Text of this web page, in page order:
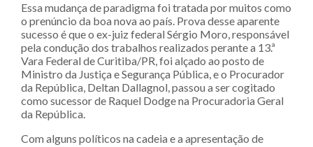
Essa mudança de paradigma foi tratada por muitos como
o prenúncio da boa nova ao país. Prova desse aparente
sucesso é que o ex-juiz federal Sérgio Moro, responsável
pela condução dos trabalhos realizados perante a 13.ª
Vara Federal de Curitiba/PR, foi alçado ao posto de
Ministro da Justiça e Segurança Pública, e o Procurador
da República, Deltan Dallagnol, passou a ser cogitado
como sucessor de Raquel Dodge na Procuradoria Geral
da República.
Com alguns políticos na cadeia e a apresentação de